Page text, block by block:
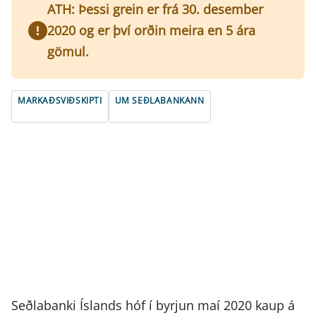
ATH: Þessi grein er frá 30. desember
2020 og er því orðin meira en 5 ára
gömul.
MARKAÐSVIÐSKIPTI UM SEÐLABANKANN
Seðlabanki Íslands hóf í byrjun maí 2020 kaup á